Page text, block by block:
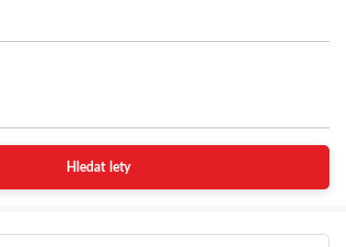
Hledat lety